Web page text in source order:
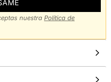
nuestra Política de